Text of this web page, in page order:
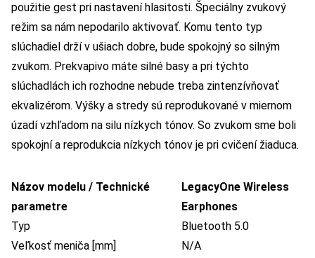
použitie gest pri nastavení hlasitosti. Špeciálny zvukový
režim sa nám nepodarilo aktivovať. Komu tento typ
slúchadiel drží v ušiach dobre, bude spokojný so silným
zvukom. Prekvapivo máte silné basy a pri týchto
slúchadlách ich rozhodne nebude treba zintenzívňovať
ekvalizérom. Výšky a stredy sú reprodukované v miernom
úzadí vzhľadom na silu nízkych tónov. So zvukom sme boli
spokojní a reprodukcia nízkych tónov je pri cvičení žiaduca.
Názov modelu / Technické
parametre
LegacyOne Wireless
Earphones
Typ
Bluetooth 5.0
Veľkosť meniča [mm]
N/A